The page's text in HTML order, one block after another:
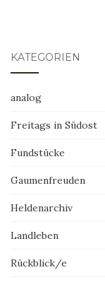
KATEGORIEN
analog
Freitags in Südost
Fundstücke
Gaumenfreuden
Heldenarchiv
Landleben
Rückblick/e